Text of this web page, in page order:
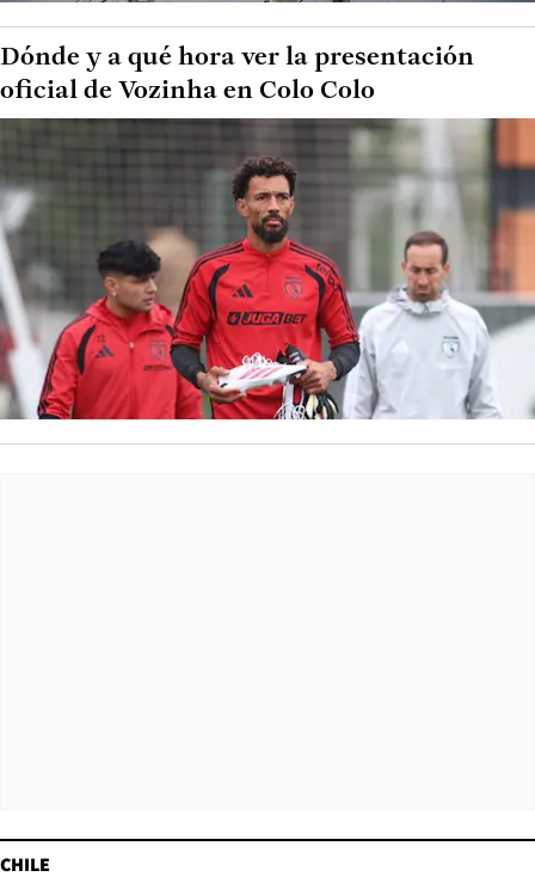
Dónde y a qué hora ver la presentación
oficial de Vozinha en Colo Colo
CHILE